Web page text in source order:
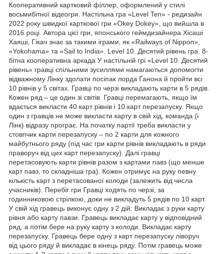
Кооперативний картковий філлер, оформлений у стилі
восьмибітної відеогри. Настільна гра «Level Ten» - редизайн
2022 року швидкої карткової гри «Okey Dokey», що вийшла в
2016 році. Автора цієї гри, японського геймдизайнера Хісаші
Хаяші, Гікач знає за такими іграми, як «Railways of Nippon»,
«Yokohama» та «Sail to India». Level 10. Десятий рівень гра. 8-
бітна кооперативна аркада У настільній грі «Level 10. Десятий
рівень» гравці спільними зусиллями намагаються допомогти
відважному Лінку здолати посіпак лорда Ґанона й пройти всі
10 рівнів у 5 світах. Гравці по черзі викладають карти в 5 рядів.
Кожен ряд – це один зі світів. Гравці перемагають, якщо їм
вдається викласти 40 карт рівнів і 10 карт перезапуску. Якщо
один з гравців не може викласти карту в свій хід, команда (і
Лінк) відразу програє. На початку партії треба викласти у
стовпчик карти перезапуску – по 2 карти для кожного
майбутнього ряду (під час гри карти рівнів викладають в ряди
праворуч від цих карт перезапуску). Далі гравці
перетасовують карти рівнів разом з картами павз (що менше
карт павз, то складніша гра). Кожен отримує на руку певну
кількість карт з перетасованої колоди (залежить від числа
учасників). Перебіг гри Гравці ходять по черзі, за
годинниковою стрілкою, доки не викладуть 5 рядів по 10 карт.
У свій хід гравець виконує одну з 2 дій: Викладає з руки карту
рівня або карту павзи. Гравець викладає карту у відповідний
ряд, а потім бере на руку карту з колоди. Викладає карту
перезапуску. Гравець бере одну з карт перезапуску ліворуч
від цього ряду й викладає в кінець ряду. Потім гравець може